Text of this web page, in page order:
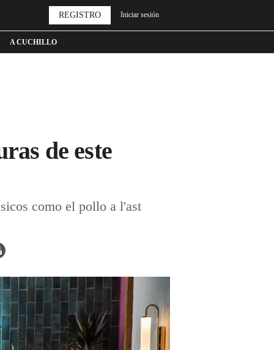
A CUCHILLO
REGISTRO Iniciar sesión
de este
como el pollo a l'ast